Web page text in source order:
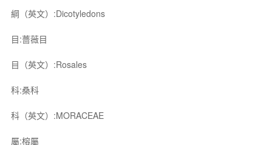
綱（英文）:Dicotyledons
目:薔薇目
目（英文）:Rosales
科:桑科
科（英文）:MORACEAE
屬:榕屬